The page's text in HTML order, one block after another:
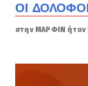
ΟΙ
στην ΜΑΡΦΙΝ ήταν